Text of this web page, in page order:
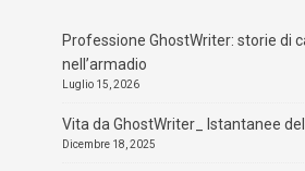
Professione GhostWriter: storie di
nell’armadio
Luglio 15, 2026
Vita da GhostWriter_ Istantanee
Dicembre 18, 2025